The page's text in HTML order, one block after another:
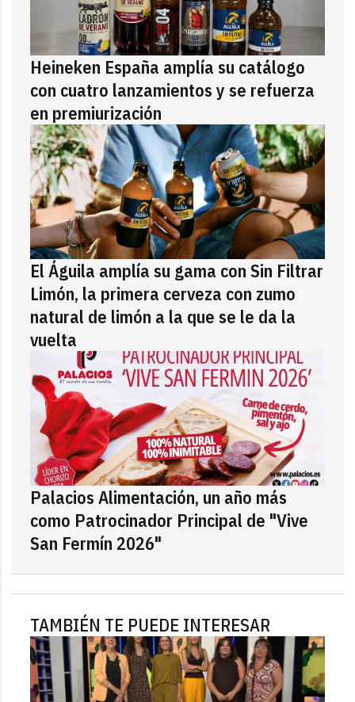
Heineken España amplía su catálogo
con cuatro lanzamientos y se refuerza
en premiurización
El Águila amplía su gama con Sin Filtrar
Limón, la primera cerveza con zumo
natural de limón a la que se le da la
vuelta
Palacios Alimentación, un año más
como Patrocinador Principal de "Vive
San Fermín 2026"
TAMBIÉN TE PUEDE INTERESAR